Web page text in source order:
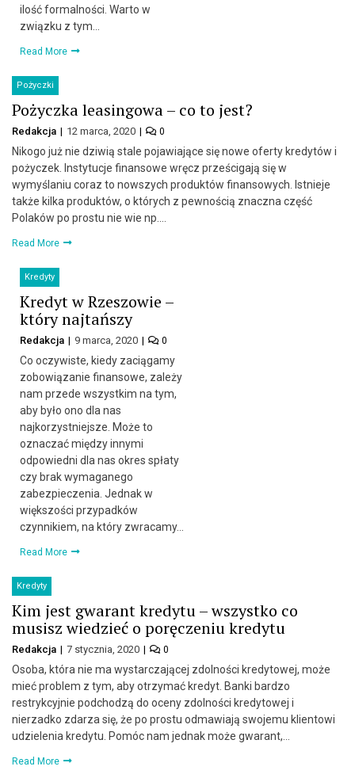
ilość formalności. Warto w
związku z tym…
Read More
Pożyczki
Pożyczka leasingowa – co to jest?
Redakcja 12 marca, 2020 0
Nikogo już nie dziwią stale pojawiające się nowe oferty kredytów i
pożyczek. Instytucje finansowe wręcz prześcigają się w
wymyślaniu coraz to nowszych produktów finansowych. Istnieje
także kilka produktów, o których z pewnością znaczna część
Polaków po prostu nie wie np….
Read More
Kredyty
Kredyt w Rzeszowie –
który najtańszy
Redakcja 9 marca, 2020 0
Co oczywiste, kiedy zaciągamy
zobowiązanie finansowe, zależy
nam przede wszystkim na tym,
aby było ono dla nas
najkorzystniejsze. Może to
oznaczać między innymi
odpowiedni dla nas okres spłaty
czy brak wymaganego
zabezpieczenia. Jednak w
większości przypadków
czynnikiem, na który zwracamy…
Read More
Kredyty
Kim jest gwarant kredytu – wszystko co
musisz wiedzieć o poręczeniu kredytu
Redakcja 7 stycznia, 2020 0
Osoba, która nie ma wystarczającej zdolności kredytowej, może
mieć problem z tym, aby otrzymać kredyt. Banki bardzo
restrykcyjnie podchodzą do oceny zdolności kredytowej i
nierzadko zdarza się, że po prostu odmawiają swojemu klientowi
udzielenia kredytu. Pomóc nam jednak może gwarant,…
Read More